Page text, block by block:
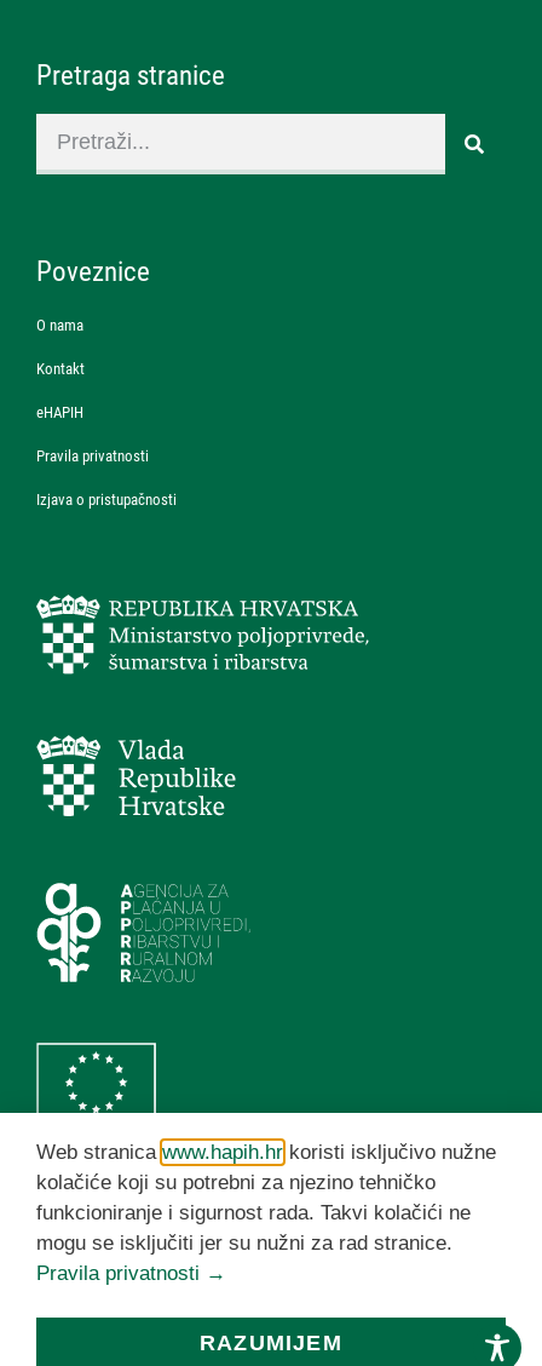
Pretraga stranice
Poveznice
O nama
Kontakt
eHAPIH
Pravila privatnosti
Izjava o pristupačnosti
HAPIH YouTube kanal
Web stranica www.hapih.hr koristi isključivo nužne
kolačiće koji su potrebni za njezino tehničko
funkcioniranje i sigurnost rada. Takvi kolačići ne
mogu se isključiti jer su nužni za rad stranice.
Pravila privatnosti →
RAZUMIJEM